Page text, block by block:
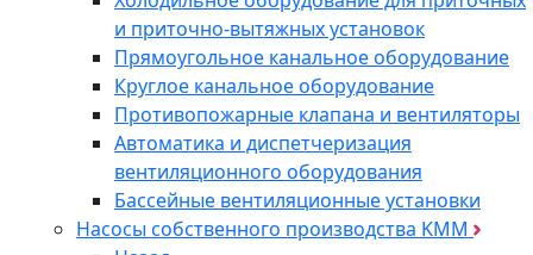
и приточно-вытяжных установок
Прямоугольное канальное оборудование
Круглое канальное оборудование
Противопожарные клапана и вентиляторы
Автоматика и диспетчеризация
вентиляционного оборудования
Бассейные вентиляционные установки
Насосы собственного производства KMM